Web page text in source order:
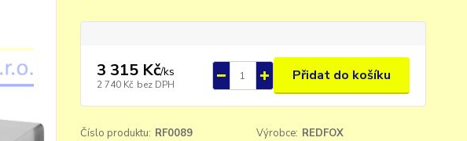
3 315 Kč/ks
2 740 Kč bez DPH
Přidat do košíku
Číslo produktu: RF0089 Výrobce: REDFOX